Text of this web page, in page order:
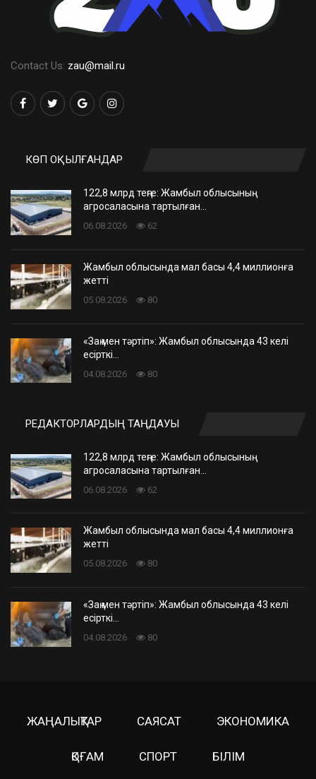
Contact Us: zau@mail.ru
КӨП ОҚЫЛҒАНДАР
122,8 млрд теңге: Жамбыл облысының
агросаласына тартылған…
06.08.2026 62
Жамбыл облысында мал басы 4,4 миллионға
жетті
05.08.2026 80
«Заң мен тәртіп»: Жамбыл облысында 43 келі
есірткі…
04.08.2026 80
РЕДАКТОРЛАРДЫҢ ТАҢДАУЫ
122,8 млрд теңге: Жамбыл облысының
агросаласына тартылған…
06.08.2026 62
Жамбыл облысында мал басы 4,4 миллионға
жетті
05.08.2026 80
«Заң мен тәртіп»: Жамбыл облысында 43 келі
есірткі…
04.08.2026 80
ЖАҢАЛЫҚТАР САЯСАТ ЭКОНОМИКА
ҚОҒАМ СПОРТ БІЛІМ